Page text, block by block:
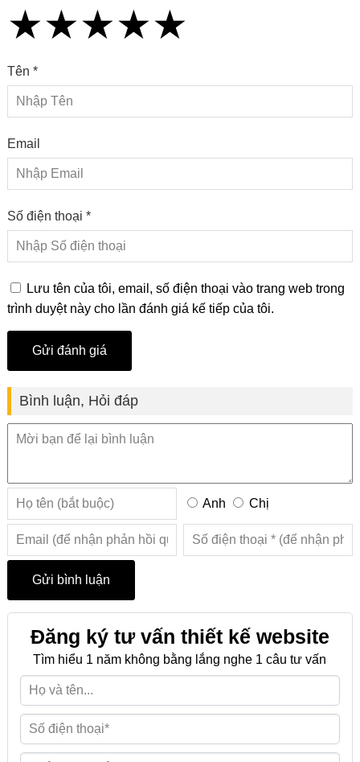
★
★★
★★★
★★★★
★★★★★
Tên *
Email
Số điện thoại *
Lưu tên của tôi, email, số điện thoại vào trang web trong
trình duyệt này cho lần đánh giá kế tiếp của tôi.
Bình luận, Hỏi đáp
Anh Chị
Đăng ký tư vấn thiết kế website
Tìm hiểu 1 năm không bằng lắng nghe 1 câu tư vấn